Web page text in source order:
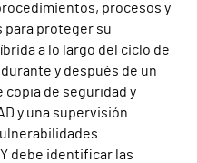
procesos y
para proteger su
a lo largo del ciclo de
y después de un
copia de seguridad y
y una supervisión
debe identificar las